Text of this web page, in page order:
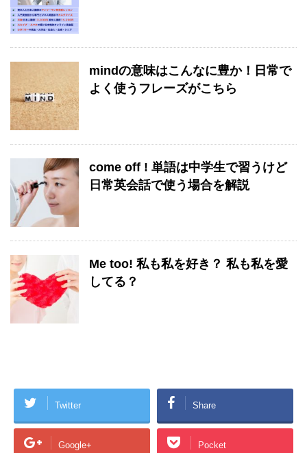
mindの意味はこんなに豊か！日常で
よく使うフレーズがこちら
come off ! 単語は中学生で習うけど
日常英会話で使う場合を解説
Me too! 私も私を好き？ 私も私を愛
してる？
Twitter Share
Google+ Pocket